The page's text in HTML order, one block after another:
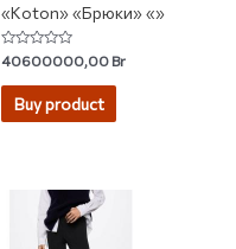
«Koton» «Брюки» «»
Rated
0
out
40600000,00Br
Buy product